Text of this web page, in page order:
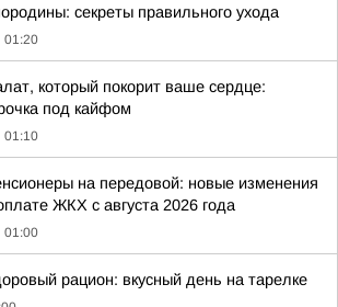
секреты правильного ухода
01:20
который покорит ваше сердце:
под кайфом
01:10
на передовой: новые изменения
ЖКХ с августа 2026 года
01:00
рацион: вкусный день на тарелке